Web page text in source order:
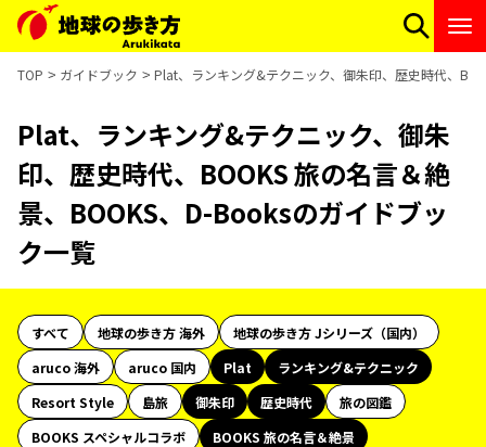
TOP ガイドブック Plat、ランキング&テクニック、御朱印、歴史時代、
Plat、ランキング&テクニック、御朱
印、歴史時代、BOOKS 旅の名言＆絶
景、BOOKS、D-Booksのガイドブッ
ク一覧
すべて 地球の歩き方 海外
地球の歩き方 Jシリーズ（国内）
aruco 海外
aruco 国内 Plat
ランキング&テクニック
Resort Style
島旅 御朱印 歴史時代
旅の図鑑
BOOKS スペシャルコラボ
BOOKS 旅の名言＆絶景